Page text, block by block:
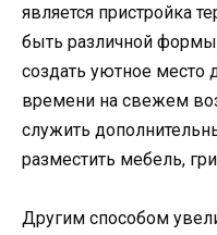
является пристройка
быть различной формы
создать уютное место
времени на свежем
служить
разместить мебель,
Другим способом